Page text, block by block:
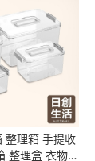
整理箱 手提收
整理盒 衣物收